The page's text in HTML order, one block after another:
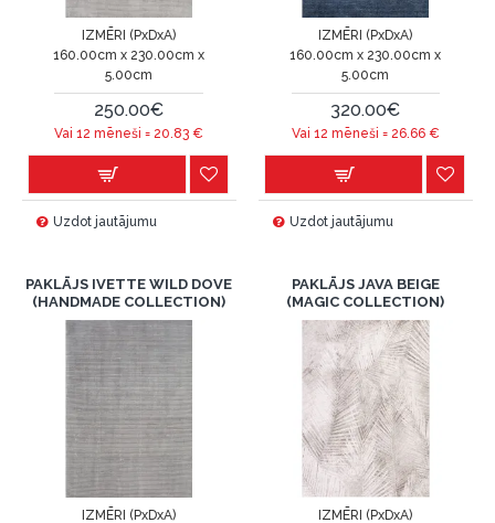
IZMĒRI (PxDxA)
160.00cm x 230.00cm x
5.00cm
250.00€
Vai 12 mēneši = 20.83 €
Uzdot jautājumu
IZMĒRI (PxDxA)
160.00cm x 230.00cm x
5.00cm
320.00€
Vai 12 mēneši = 26.66€
Uzdot jautājumu
PAKLĀJS IVETTE WILD DOVE
(HANDMADE COLLECTION)
IZMĒRI (PxDxA)
PAKLĀJS JAVA BEIGE
(MAGIC COLLECTION)
IZMĒRI (PxDxA)